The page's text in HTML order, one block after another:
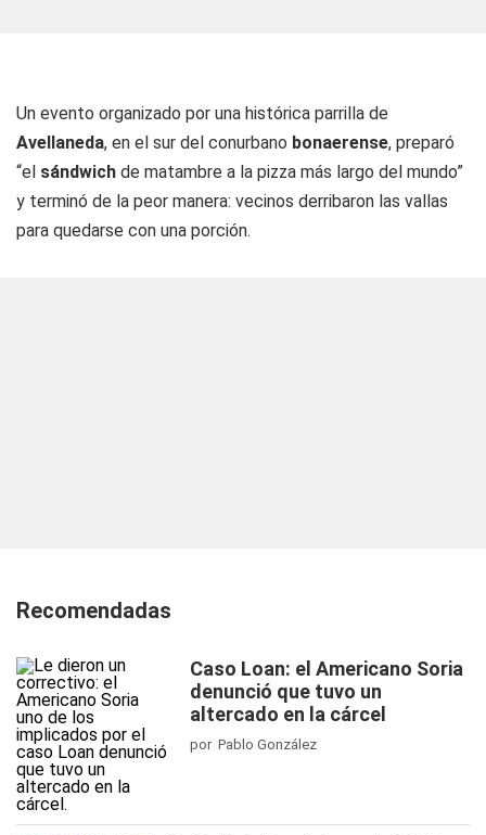
Un evento organizado por una histórica parrilla de
Avellaneda, en el sur del conurbano bonaerense, preparó
“el sándwich de matambre a la pizza más largo del mundo”
y terminó de la peor manera: vecinos derribaron las vallas
para quedarse con una porción.
Recomendadas
Caso Loan: el Americano Soria
denunció que tuvo un
altercado en la cárcel
por Pablo González